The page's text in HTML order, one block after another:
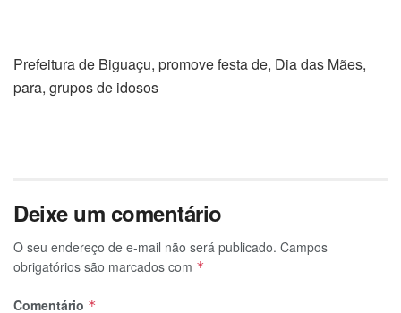
Prefeitura de Biguaçu, promove festa de, Dia das Mães,
para, grupos de idosos
Deixe um comentário
O seu endereço de e-mail não será publicado. Campos
obrigatórios são marcados com *
Comentário *